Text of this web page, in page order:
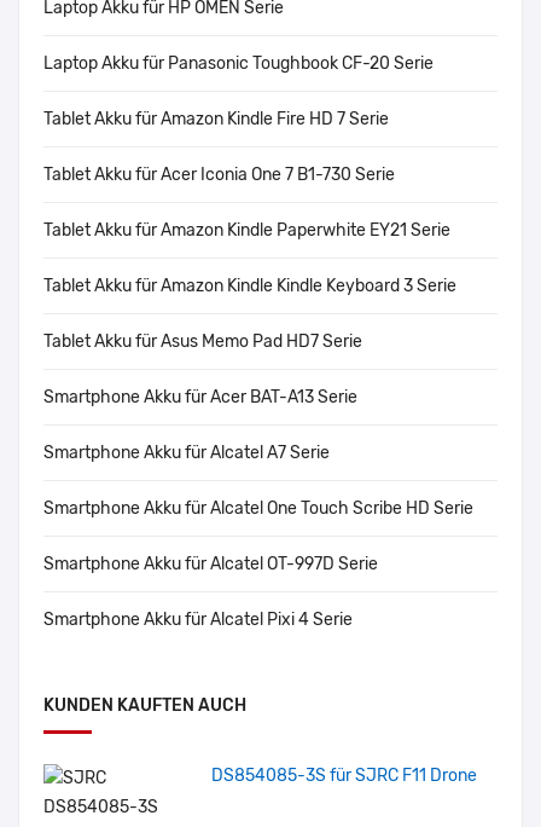
Laptop Akku für HP OMEN Serie
Laptop Akku für Panasonic Toughbook CF-20 Serie
Tablet Akku für Amazon Kindle Fire HD 7 Serie
Tablet Akku für Acer Iconia One 7 B1-730 Serie
Tablet Akku für Amazon Kindle Paperwhite EY21 Serie
Tablet Akku für Amazon Kindle Kindle Keyboard 3 Serie
Tablet Akku für Asus Memo Pad HD7 Serie
Smartphone Akku für Acer BAT-A13 Serie
Smartphone Akku für Alcatel A7 Serie
Smartphone Akku für Alcatel One Touch Scribe HD Serie
Smartphone Akku für Alcatel OT-997D Serie
Smartphone Akku für Alcatel Pixi 4 Serie
KUNDEN KAUFTEN AUCH
DS854085-3S für SJRC F11 Drone